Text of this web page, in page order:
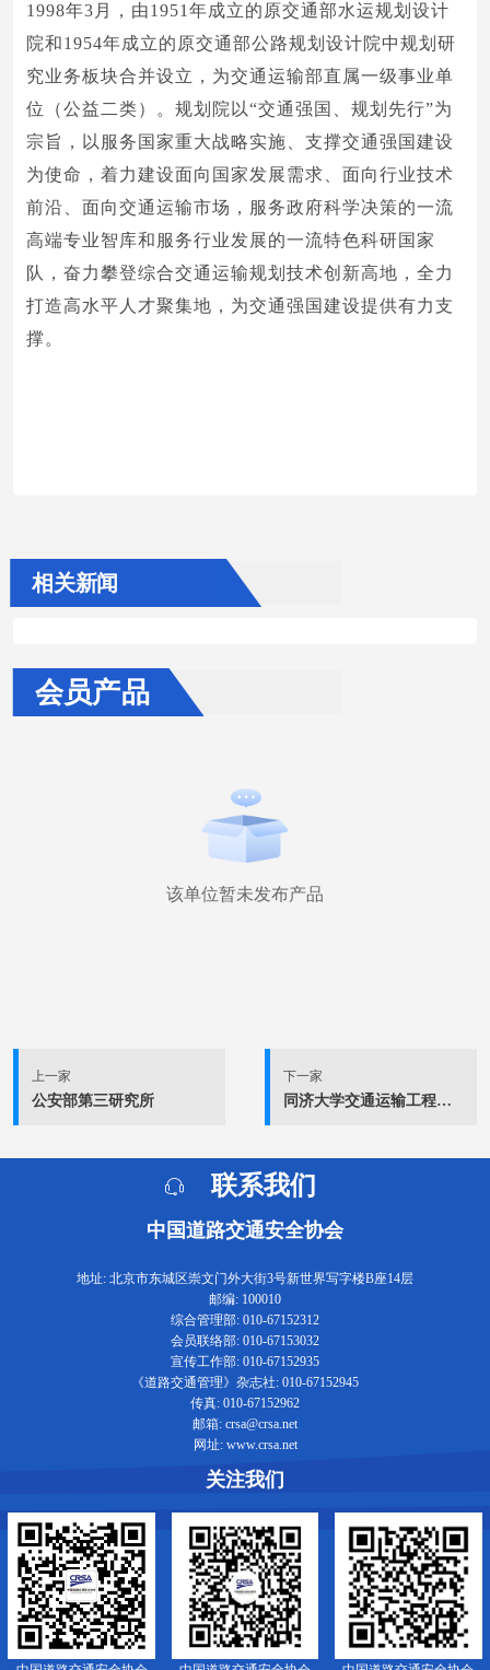
1998年3月，由1951年成立的原交通部水运规划设计
院和1954年成立的原交通部公路规划设计院中规划研
究业务板块合并设立，为交通运输部直属一级事业单
位（公益二类）。规划院以“交通强国、规划先行”为
宗旨，以服务国家重大战略实施、支撑交通强国建设
为使命，着力建设面向国家发展需求、面向行业技术
前沿、面向交通运输市场，服务政府科学决策的一流
高端专业智库和服务行业发展的一流特色科研国家
队，奋力攀登综合交通运输规划技术创新高地，全力
打造高水平人才聚集地，为交通强国建设提供有力支
撑。
相关新闻
会员产品
该单位暂未发布产品
上一家
公安部第三研究所
下一家
同济大学交通运输工程学院
联系我们
中国道路交通安全协会
地址: 北京市东城区崇文门外大街3号新世界写字楼B座14层
邮编: 100010
综合管理部: 010-67152312
会员联络部: 010-67153032
宣传工作部: 010-67152935
《道路交通管理》杂志社: 010-67152945
传真: 010-67152962
邮箱: crsa@crsa.net
网址: www.crsa.net
关注我们